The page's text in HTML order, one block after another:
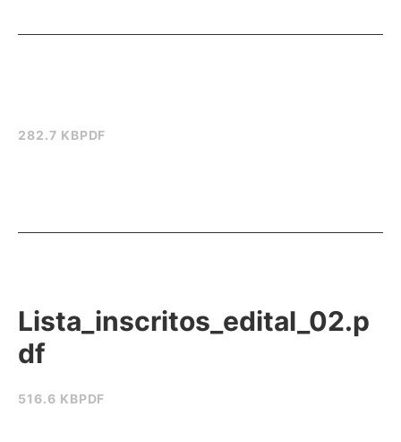
282.7 KBPDF
516.6 KBPDF
Lista_inscritos_edital_02.p
df